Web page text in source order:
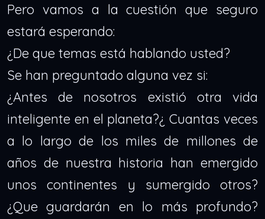
Pero vamos a la cuestión que seguro
estará esperando:
¿De que temas está hablando usted?
Se han preguntado alguna vez si:
¿Antes de nosotros existió otra vida
inteligente en el planeta?¿ Cuantas veces
a lo largo de los miles de millones de
años de nuestra historia han emergido
unos continentes y sumergido otros?
¿Que guardarán en lo más profundo?